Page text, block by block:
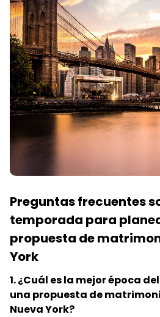
Preguntas frecuentes
temporada para
propuesta de
York
1. ¿Cuál es la mejor época
una propuesta de
Nueva York?